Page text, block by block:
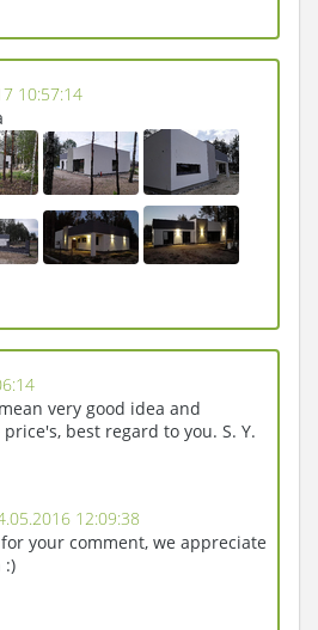
10:57:14
very good idea and
best regard to you. S. Y.
12:09:38
for your comment, we appreciate
:)